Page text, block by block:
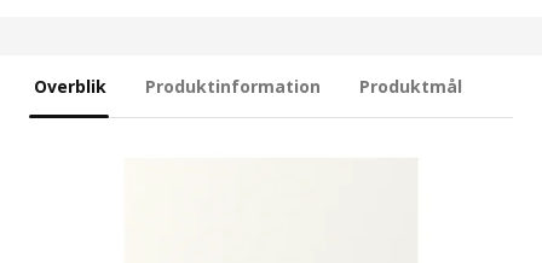
Overblik Produktinformation Produktmål